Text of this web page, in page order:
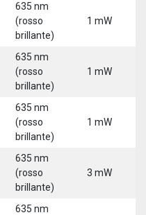
635 nm
(rosso
brillante)
1 mW
635 nm
(rosso
brillante)
1 mW
635 nm
(rosso
brillante)
1 mW
635 nm
(rosso
brillante)
3 mW
635 nm